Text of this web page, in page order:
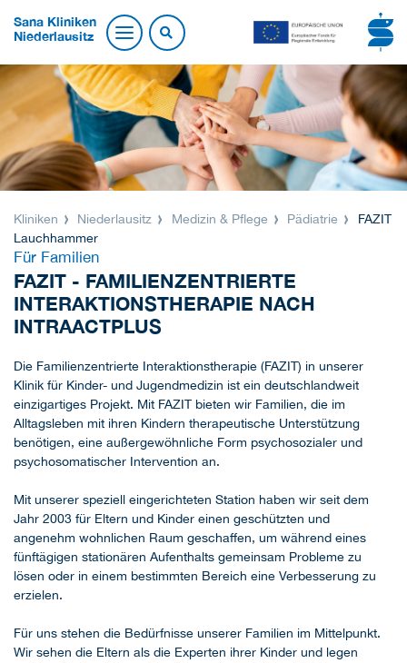
Sana Kliniken
Niederlausitz
Kliniken Niederlausitz Medizin & Pflege Pädiatrie
FAZIT
Lauchhammer
Für Familien
FAZIT - FAMILIENZENTRIERTE
INTERAKTIONSTHERAPIE NACH
INTRAACTPLUS
Die Familienzentrierte Interaktionstherapie (FAZIT) in unserer
Klinik für Kinder- und Jugendmedizin ist ein deutschlandweit
einzigartiges Projekt. Mit FAZIT bieten wir Familien, die im
Alltagsleben mit ihren Kindern therapeutische Unterstützung
benötigen, eine außergewöhnliche Form psychosozialer und
psychosomatischer Intervention an.
Mit unserer speziell eingerichteten Station haben wir seit dem
Jahr 2003 für Eltern und Kinder einen geschützten und
angenehm wohnlichen Raum geschaffen, um während eines
fünftägigen stationären Aufenthalts gemeinsam Probleme zu
lösen oder in einem bestimmten Bereich eine Verbesserung zu
erzielen.
Für uns stehen die Bedürfnisse unserer Familien im Mittelpunkt.
Wir sehen die Eltern als die Experten ihrer Kinder und legen